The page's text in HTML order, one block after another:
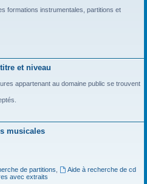
formations instrumentales, partitions et
et niveau
appartenant au domaine public se trouvent
musicales
de partitions
Aide à recherche de cd
avec extraits